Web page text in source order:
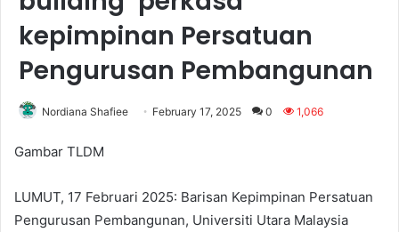
kepimpinan Persatuan
Pengurusan Pembangunan
Nordiana Shafiee February 17, 2025 0 1,066
Gambar TLDM
LUMUT, 17 Februari 2025: Barisan Kepimpinan Persatuan
Pengurusan Pembangunan, Universiti Utara Malaysia